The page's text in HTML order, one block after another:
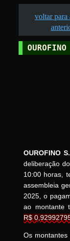
voltar para
OUROFINO
deliberação
10:00 horas,
assembleia
2025, o
ao montante
R$
Os